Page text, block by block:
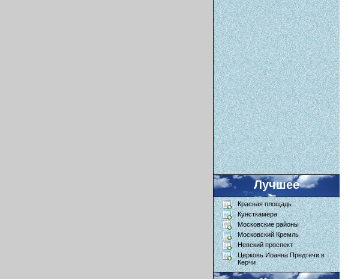
Лучшее
Красная площадь
Кунсткамера
Московские районы
Московский Кремль
Невский проспект
Церковь Иоанна Предтечи в
Керчи